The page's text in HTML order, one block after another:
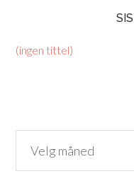
(ingen tittel)